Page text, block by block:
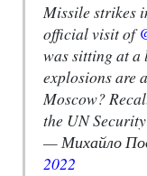
Missile strikes
official visit of
was sitting at a
explosions are
Moscow?
the UN
— Михайло
2022